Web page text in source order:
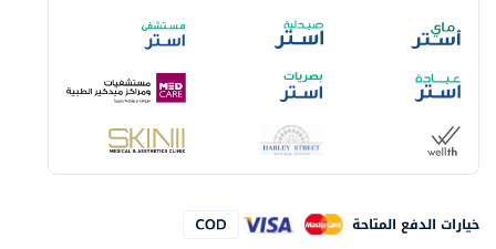
خيارات الدفع المتاحة